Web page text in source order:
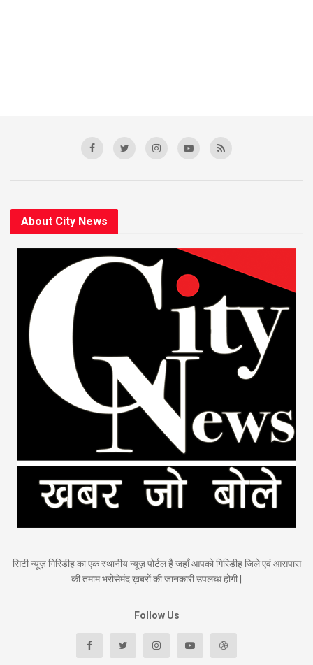
About City News
सिटी न्यूज़ गिरिडीह का एक स्थानीय न्यूज़ पोर्टल है जहाँ आपको गिरिडीह जिले एवं आसपास
की तमाम भरोसेमंद ख़बरों की जानकारी उपलब्ध होगी |
Follow Us